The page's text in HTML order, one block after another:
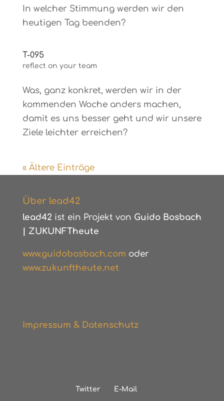
In welcher Stimmung werden wir den
heutigen Tag beenden?
T-095
reflect on your team
Was, ganz konkret, werden wir in der
kommenden Woche anders machen,
damit es uns besser geht und wir unsere
Ziele leichter erreichen?
« Ältere Einträge
Über lead42
lead42 ist ein Projekt von Guido Bosbach
ZUKUNFTheute
www.guidobosbach.com oder
www.zukunftheute.net
Impressum & Datenschutz
Twitter E-Mail